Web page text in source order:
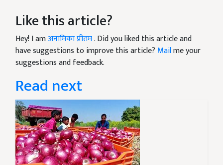
Like this article?
Hey! I amअनामिका प्रीतम. Did you liked this article and
have suggestions to improve this article? Mailme your
suggestions and feedback.
Read next